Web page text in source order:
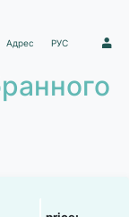
Адрес РУС 1